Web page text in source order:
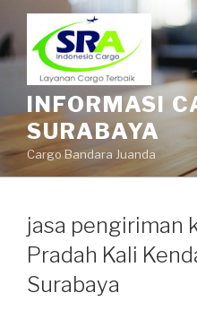
INFORMASI
SURABAYA
Cargo Bandara Juanda
jasa pengiriman
Pradah Kali
Surabaya